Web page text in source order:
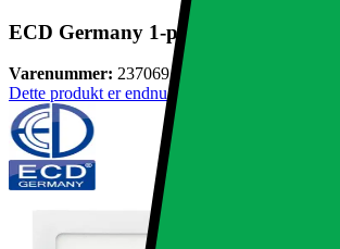
ECD Germany 1-pak LED-
Varenummer: 237069
Dette produkt er endnu ikke blevet bedømt.